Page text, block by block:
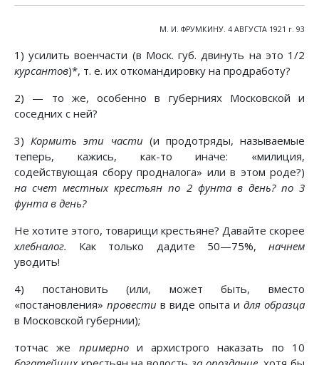
М. И. ФРУМКИНУ. 4 АВГУСТА 1921 г. 93
1) усилить военчасти (в Моск. губ. двинуть на это 1/2
курсантов)*, т. е. их откомандировку на продработу?
2) — то же, особенно в губерниях Московской и
соседних с ней?
3)Кормить эти части (и продотряды, называемые
теперь, кажись, как-то иначе: «милиция,
содействующая сбору продналога» или в этом роде?)
на счет местных крестьян по 2 фунта в день? по 3
фунта в день?
Не хотите этого, товарищи крестьяне? Давайте скорее
хлебналог. Как только дадите 50—75%, начнем
уводить!
4) постановить (или, может быть, вместо
«постановления» провести в виде опыта и для образца
в Московской губернии);
тотчас же примернои архистрого наказать по 10